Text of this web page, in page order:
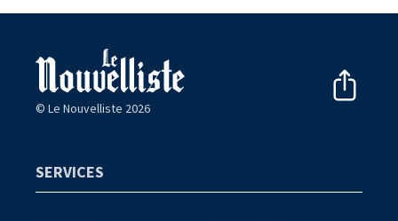
© Le Nouvelliste 2026
SERVICES